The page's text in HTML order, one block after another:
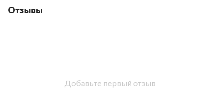
Отзывы
Добавьте первый отзыв